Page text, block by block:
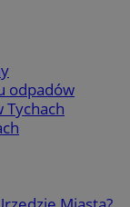
odpadów
Tychach